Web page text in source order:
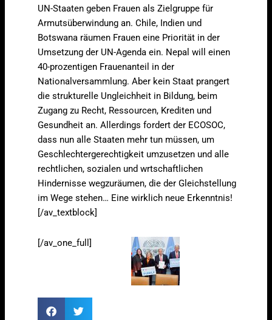
UN-Staaten geben Frauen als Zielgruppe für
Armutsüberwindung an. Chile, Indien und
Botswana räumen Frauen eine Priorität in der
Umsetzung der UN-Agenda ein. Nepal will einen
40-prozentigen Frauenanteil in der
Nationalversammlung. Aber kein Staat prangert
die strukturelle Ungleichheit in Bildung, beim
Zugang zu Recht, Ressourcen, Krediten und
Gesundheit an. Allerdings fordert der ECOSOC,
dass nun alle Staaten mehr tun müssen, um
Geschlechtergerechtigkeit umzusetzen und alle
rechtlichen, sozialen und wrtschaftlichen
Hindernisse wegzuräumen, die der Gleichstellung
im Wege stehen… Eine wirklich neue Erkenntnis!
[/av_textblock]
[/av_one_full]